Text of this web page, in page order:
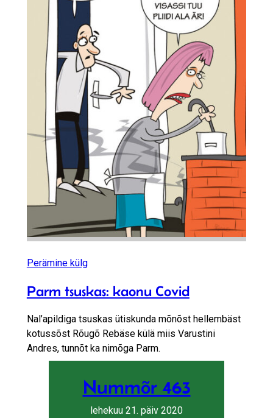
Perämine külg
Parm tsuskas: kaonu Covid
Nal’apildiga tsuskas ütiskunda mõnõst hellembäst
kotussõst Rõugõ Rebäse külä miis Varustini
Andres, tunnõt ka nimõga Parm.
Nummõr 463
lehekuu 21. päiv 2020